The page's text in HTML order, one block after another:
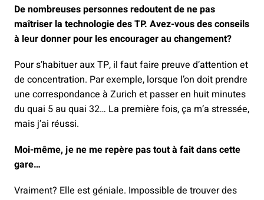
De nombreuses personnes redoutent de ne pas
maîtriser la technologie des TP. Avez-vous des conseils
à leur donner pour les encourager au changement?
Pour s’habituer aux TP, il faut faire preuve d’attention et
de concentration. Par exemple, lorsque l’on doit prendre
une correspondance à Zurich et passer en huit minutes
du quai 5 au quai 32… La première fois, ça m’a stressée,
mais j’ai réussi.
Moi-même, je ne me repère pas tout à fait dans cette
gare…
Vraiment? Elle est géniale. Impossible de trouver des